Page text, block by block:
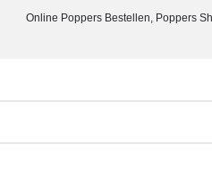
Online Poppers Bestellen, Poppers